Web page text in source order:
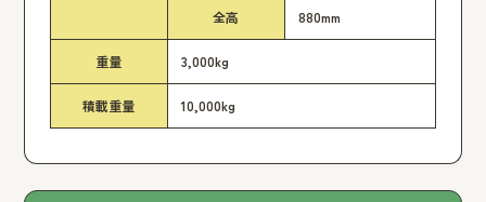
全高 880mm
重量 3,000kg
積載重量 10,000kg